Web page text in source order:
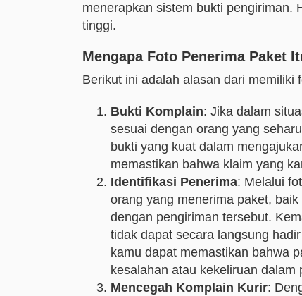
menerapkan sistem bukti pengiriman.
tinggi.
Mengapa Foto Penerima Paket
Berikut ini adalah alasan dari memiliki
Bukti Komplain: Jika dalam
sesuai dengan orang yang
bukti yang kuat dalam
memastikan bahwa klaim yang
Identifikasi Penerima: Melalui
orang yang menerima paket,
dengan pengiriman tersebut.
tidak dapat secara langsung
kamu dapat memastikan bahwa
kesalahan atau kekeliruan dalam
Mencegah Komplain Kurir: